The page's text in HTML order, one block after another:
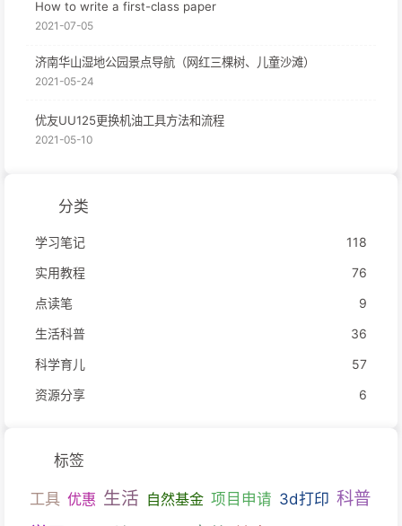
How to write a first-class paper
2021-07-05
济南华山湿地公园景点导航（网红三棵树、儿童沙滩）
2021-05-24
优友UU125更换机油工具方法和流程
2021-05-10
分类
学习笔记
118
实用教程
76
点读笔
9
生活科普
36
科学育儿
57
资源分享
6
标签
工具 优惠 生活 自然基金 项目申请 3d打印 科普